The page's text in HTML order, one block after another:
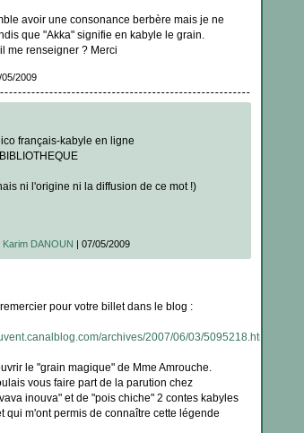
avoir une consonance berbère mais je ne
que "Akka" signifie en kabyle le grain.
me renseigner ? Merci
2009
français-kabyle en ligne
ni l'origine ni la diffusion de ce mot !)
Karim DANOUN | 07/05/2009
pour votre billet dans le blog :
archives/2007/06/03/5095218.html
le "grain magique" de Mme Amrouche.
vous faire part de la parution chez
inouva" et de "pois chiche" 2 contes kabyles
qui m'ont permis de connaître cette légende